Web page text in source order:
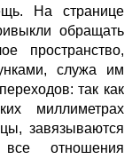
На странице
обращать
пространство,
служа им
так как
миллиметрах
завязываются
отношения